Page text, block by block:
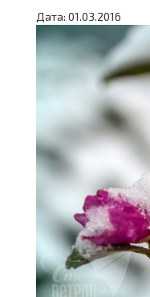
Дата: 01.03.2016